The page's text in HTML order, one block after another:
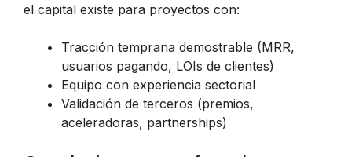
el capital existe para proyectos con:
Tracción temprana demostrable (MRR,
usuarios pagando, LOIs de clientes)
Equipo con experiencia sectorial
Validación de terceros (premios,
aceleradoras, partnerships)